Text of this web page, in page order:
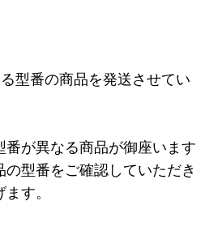
型番の商品を発送させてい
が異なる商品が御座います
型番をご確認していただき
す。